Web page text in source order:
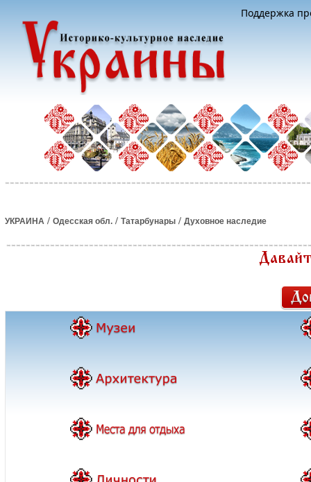
Поддержка
УКРАИНА / Одесская обл. / Татарбунары / Духовное наследие